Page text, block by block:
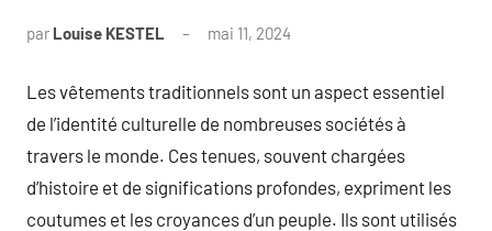
par Louise KESTEL mai 11, 2024
Les vêtements traditionnels sont un aspect essentiel
de l’identité culturelle de nombreuses sociétés à
travers le monde. Ces tenues, souvent chargées
d’histoire et de significations profondes, expriment les
coutumes et les croyances d’un peuple. Ils sont utilisés